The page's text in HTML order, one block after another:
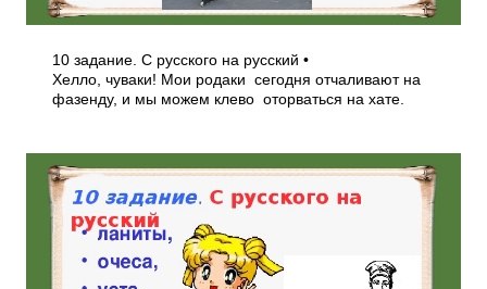
10 задание. С русского на русский •
Хелло, чуваки! Мои родаки сегодня отчаливают на
фазенду, и мы можем клево оторваться на хате.